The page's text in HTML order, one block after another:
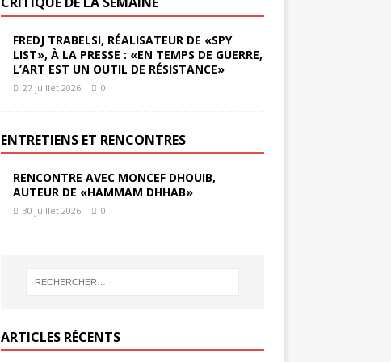
FREDJ TRABELSI, RÉALISATEUR DE «SPY
LIST», À LA PRESSE : «EN TEMPS DE GUERRE,
L’ART EST UN OUTIL DE RÉSISTANCE»
27 juillet 2026 0
ENTRETIENS ET RENCONTRES
RENCONTRE AVEC MONCEF DHOUIB,
AUTEUR DE «HAMMAM DHHAB»
30 juillet 2026 0
ARTICLES RÉCENTS